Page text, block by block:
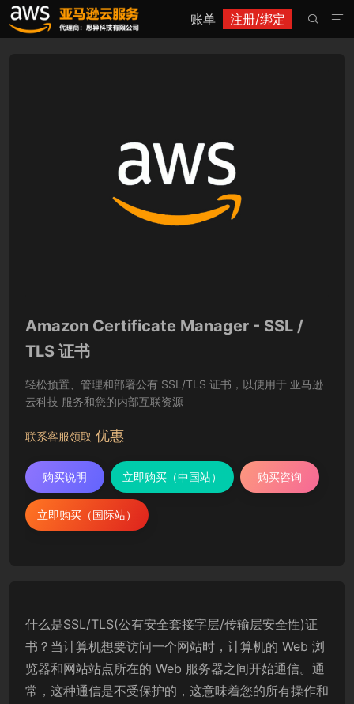
账单 注册/绑定 

Amazon Certificate Manager - SSL /
TLS 证书
轻松预置、管理和部署公有 SSL/TLS 证书，以便用于 亚马逊
云科技 服务和您的内部互联资源
联系客服领取 优惠
购买说明 立即购买（中国站） 购买咨询
立即购买（国际站）
什么是SSL/TLS(公有安全套接字层/传输层安全性)证
书？当计算机想要访问一个网站时，计算机的 Web 浏
览器和网站站点所在的 Web 服务器之间开始通信。通
常，这种通信是不受保护的，这意味着您的所有操作和